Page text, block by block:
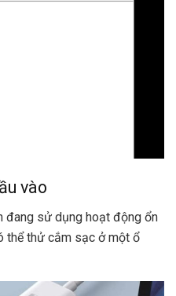
vào
đang sử dụng hoạt động ổn
thể thử cắm sạc ở một ổ